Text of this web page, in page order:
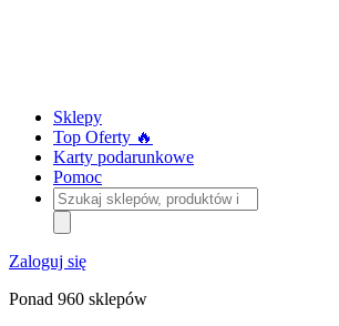
Sklepy
Top Oferty 🔥
Karty podarunkowe
Pomoc
Szukaj
sklepów,
produktów
i
kategorii
Zaloguj się
Ponad 960 sklepów